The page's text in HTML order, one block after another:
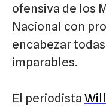
ofensiva de los
Nacional con
encabezar
imparables.
El periodista